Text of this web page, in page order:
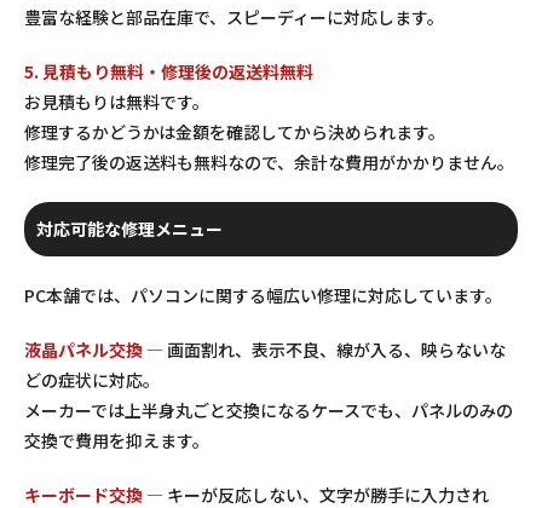
豊富な経験と部品在庫で、スピーディーに対応します。
5. 見積もり無料・修理後の返送料無料
お見積もりは無料です。
修理するかどうかは金額を確認してから決められます。
修理完了後の返送料も無料なので、余計な費用がかかりません。
対応可能な修理メニュー
PC本舗では、パソコンに関する幅広い修理に対応しています。
液晶パネル交換 — 画面割れ、表示不良、線が入る、映らないな
どの症状に対応。
メーカーでは上半身丸ごと交換になるケースでも、パネルのみの
交換で費用を抑えます。
キーボード交換 — キーが反応しない、文字が勝手に入力され